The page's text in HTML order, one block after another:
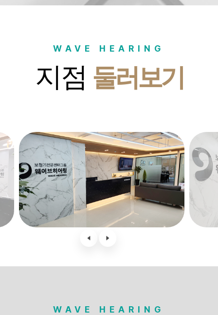
WAVE HEARING
지점 둘러보기
WAVE HEARING